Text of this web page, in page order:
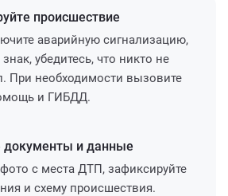
происшествие
аварийную сигнализацию,
знак, убедитесь, что никто не
При необходимости вызовите
и ГИБДД.
документы и данные
с места ДТП, зафиксируйте
и схему происшествия.